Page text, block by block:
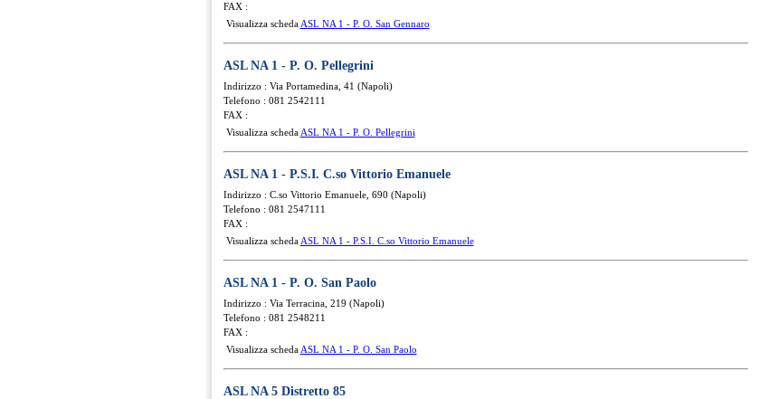
FAX :
Visualizza scheda ASL NA 1 - P. O. San Gennaro
ASL NA 1 - P. O. Pellegrini
Indirizzo : Via Portamedina, 41 (Napoli)
Telefono : 081 2542111
FAX :
Visualizza scheda ASL NA 1 - P. O. Pellegrini
ASL NA 1 - P.S.I. C.so Vittorio Emanuele
Indirizzo : C.so Vittorio Emanuele, 690 (Napoli)
Telefono : 081 2547111
FAX :
Visualizza scheda ASL NA 1 - P.S.I. C.so Vittorio Emanuele
ASL NA 1 - P. O. San Paolo
Indirizzo : Via Terracina, 219 (Napoli)
Telefono : 081 2548211
FAX :
Visualizza scheda ASL NA 1 - P. O. San Paolo
ASL NA 5 Distretto 85